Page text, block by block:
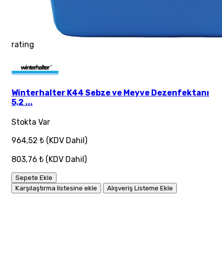
rating
Winterhalter K44 Sebze ve Meyve Dezenfektanı
5,2 ...
Stokta Var
964,52 ₺ (KDV Dahil)
803,76 ₺ (KDV Dahil)
Sepete Ekle
Karşılaştırma listesine ekle
Alışveriş Listeme Ekle